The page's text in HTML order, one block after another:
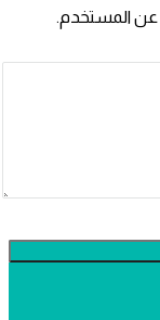
عن المستخدم.